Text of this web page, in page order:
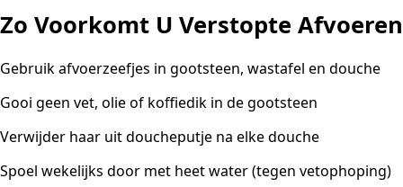
Zo Voorkomt U Verstopte Afvoeren
Gebruik afvoerzeefjes in gootsteen, wastafel en douche
Gooi geen vet, olie of koffiedik in de gootsteen
Verwijder haar uit doucheputje na elke douche
Spoel wekelijks door met heet water (tegen vetophoping)